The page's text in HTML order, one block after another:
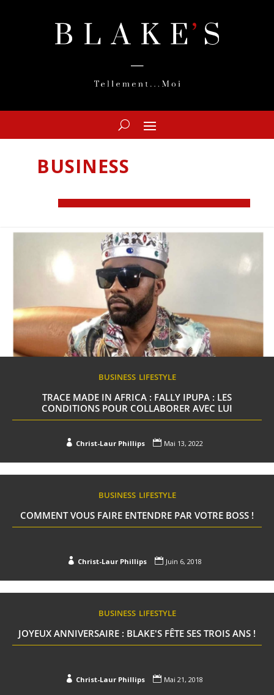
BUSINESS
BUSINESS LIFESTYLE
TRACE MADE IN AFRICA : FALLY IPUPA : LES
CONDITIONS POUR COLLABORER AVEC LUI
 Christ-Laur Phillips  Mai 13, 2022
BUSINESS LIFESTYLE
COMMENT VOUS FAIRE ENTENDRE PAR VOTRE BOSS !
 Christ-Laur Phillips  Juin 6, 2018
BUSINESS LIFESTYLE
JOYEUX ANNIVERSAIRE : BLAKE'S FÊTE SES TROIS ANS !
 Christ-Laur Phillips  Mai 21, 2018